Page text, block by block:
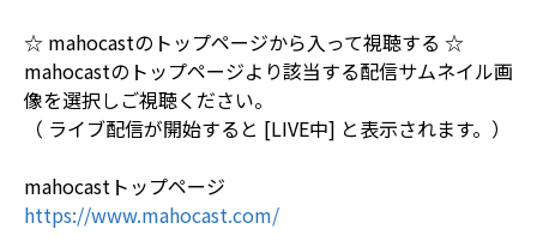
☆ mahocastのトップページから入って視聴する ☆
mahocastのトップページより該当する配信サムネイル画
像を選択しご視聴ください。
（ ライブ配信が開始すると [LIVE中] と表示されます。）
mahocastトップページ
https://www.mahocast.com/